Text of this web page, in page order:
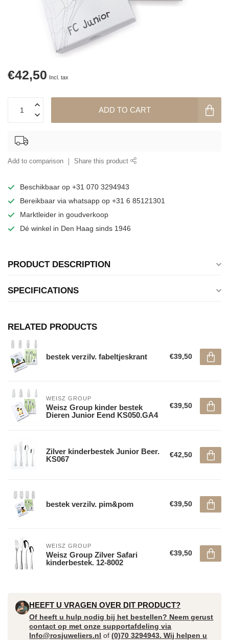
€42,50 Incl. tax
ADD TO CART
Add to comparison Share this product
Beschikbaar op +31 070 3294943
Bereikbaar via whatsapp op +31 6 85121301
Marktleider in goudverkoop
Dé winkel in Den Haag sinds 1946
PRODUCT DESCRIPTION
SPECIFICATIONS
RELATED PRODUCTS
bestek verzilv. fabeltjeskrant €39,50
WEISZ GROUP
Weisz Group kinder bestek
Dieren Junior Eend KS050.GA4
€39,50
Zilver kinderbestek Junior Beer.
KS067
€42,50
bestek verzilv. pim&pom €39,50
WEISZ GROUP
Weisz Group Zilver Safari
kinderbestek. 12-8002
€39,50
HEEFT U VRAGEN OVER DIT PRODUCT?
Of heeft u hulp nodig bij het bestellen? Neem gerust
contact op met onze supportafdeling via
Info@rosjuweliers.nl of(0)70 3294943. Wij helpen u